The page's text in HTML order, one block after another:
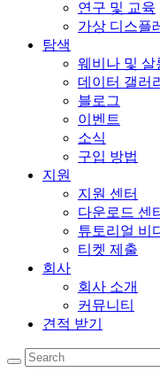
연구 및 교육
가상 디스플
탐색
웨비나 및 살
데이터 갤러
블로그
이벤트
소식
구입 방법
지원
지원 센터
다운로드 센
튜토리얼 비
티켓 제출
회사
회사 소개
커뮤니티
견적 받기